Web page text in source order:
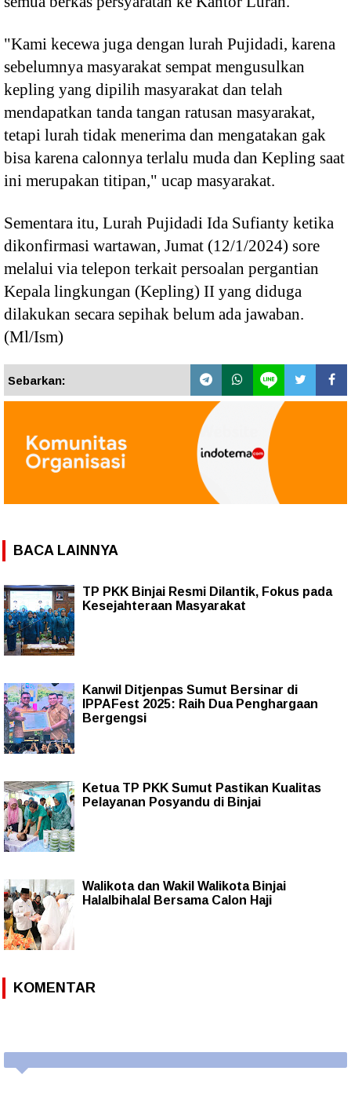
"Kami kecewa juga dengan lurah Pujidadi, karena
sebelumnya masyarakat sempat mengusulkan
kepling yang dipilih masyarakat dan telah
mendapatkan tanda tangan ratusan masyarakat,
tetapi lurah tidak menerima dan mengatakan gak
bisa karena calonnya terlalu muda dan Kepling saat
ini merupakan titipan," ucap masyarakat.
Sementara itu, Lurah Pujidadi Ida Sufianty ketika
dikonfirmasi wartawan, Jumat (12/1/2024) sore
melalui via telepon terkait persoalan pergantian
Kepala lingkungan (Kepling) II yang diduga
dilakukan secara sepihak belum ada jawaban.
(Ml/Ism)
Sebarkan:
BACA LAINNYA
TP PKK Binjai Resmi Dilantik, Fokus pada
Kesejahteraan Masyarakat
Kanwil Ditjenpas Sumut Bersinar di
IPPAFest 2025: Raih Dua Penghargaan
Bergengsi
Ketua TP PKK Sumut Pastikan Kualitas
Pelayanan Posyandu di Binjai
Walikota dan Wakil Walikota Binjai
Halalbihalal Bersama Calon Haji
KOMENTAR